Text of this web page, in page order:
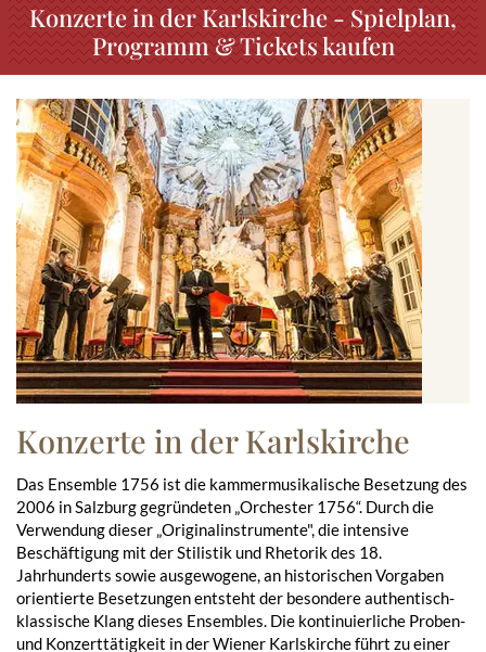
Konzerte in der Karlskirche - Spielplan,
Programm & Tickets kaufen
Konzerte in der Karlskirche
Das Ensemble 1756 ist die kammermusikalische Besetzung des
2006 in Salzburg gegründeten „Orchester 1756“. Durch die
Verwendung dieser „Originalinstrumente", die intensive
Beschäftigung mit der Stilistik und Rhetorik des 18.
Jahrhunderts sowie ausgewogene, an historischen Vorgaben
orientierte Besetzungen entsteht der besondere authentisch-
klassische Klang dieses Ensembles. Die kontinuierliche Proben-
und Konzerttätigkeit in der Wiener Karlskirche führt zu einer